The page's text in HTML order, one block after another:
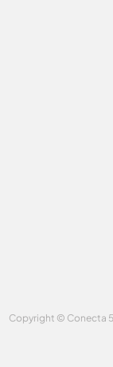
Copyright © Conecta 5